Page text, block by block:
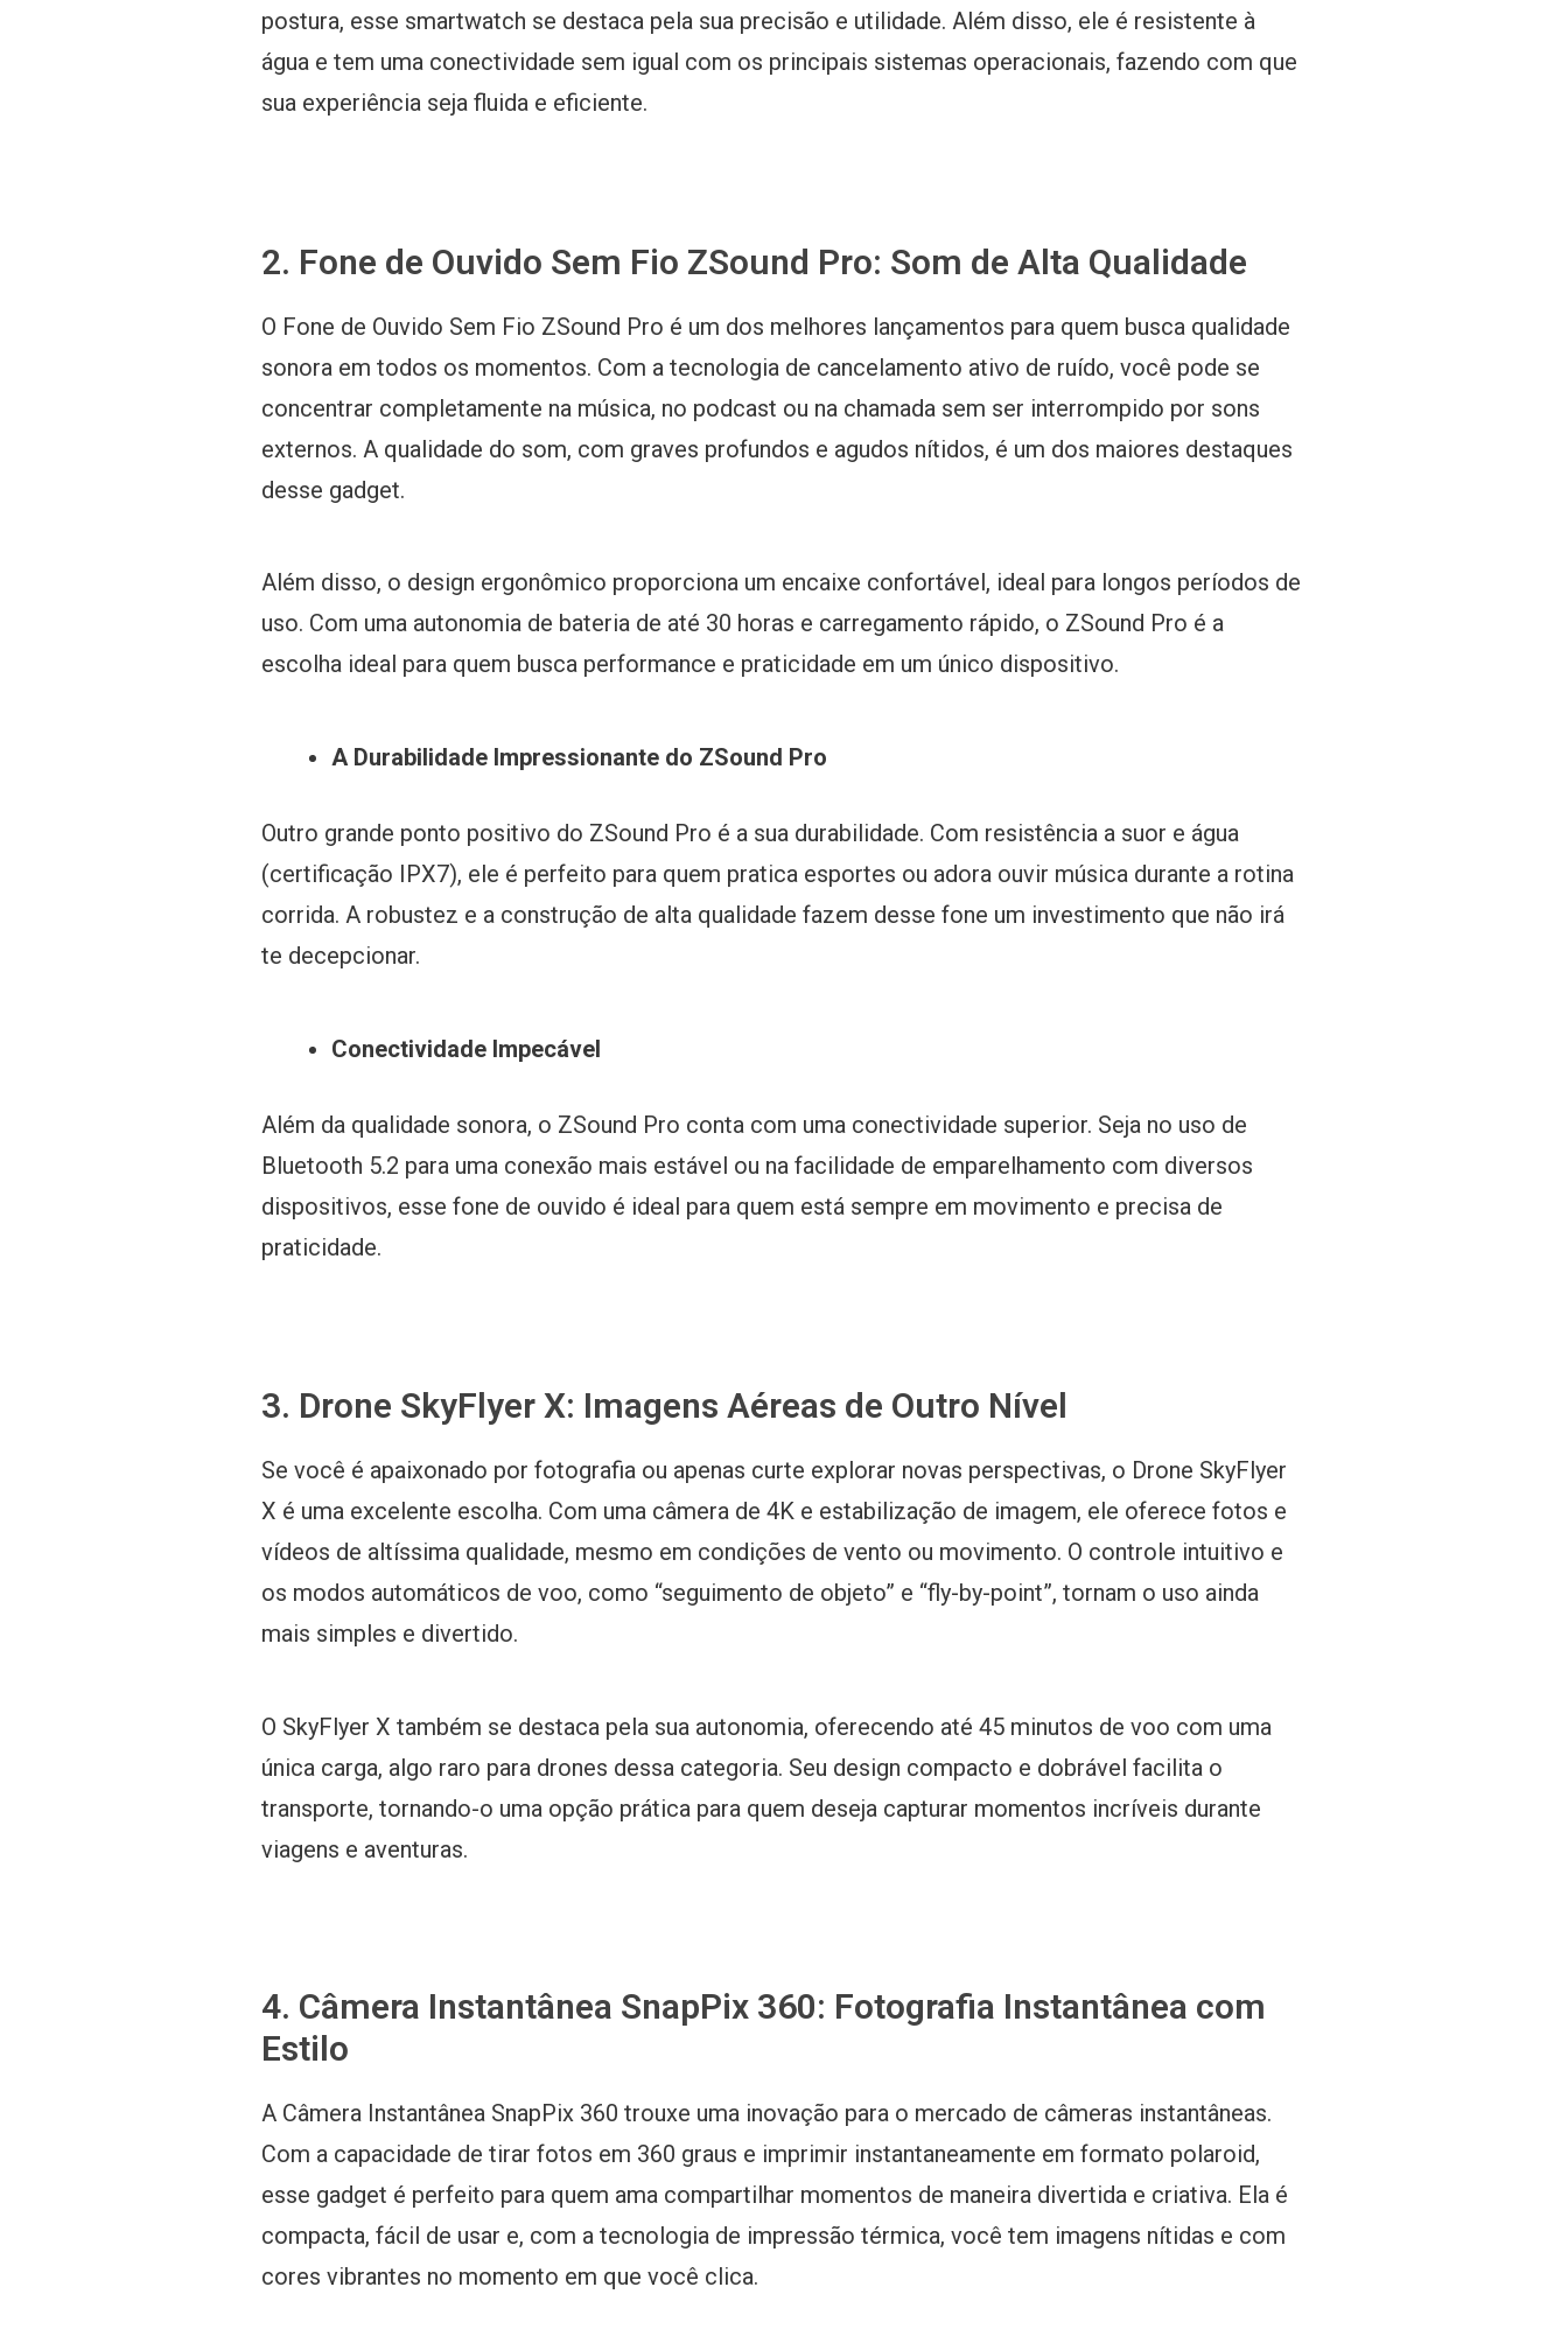
postura, esse smartwatch se destaca pela sua precisão e utilidade. Além disso, ele é resistente à
água e tem uma conectividade sem igual com os principais sistemas operacionais, fazendo com que
sua experiência seja fluida e eficiente.
2. Fone de Ouvido Sem Fio ZSound Pro: Som de Alta Qualidade
O Fone de Ouvido Sem Fio ZSound Pro é um dos melhores lançamentos para quem busca qualidade
sonora em todos os momentos. Com a tecnologia de cancelamento ativo de ruído, você pode se
concentrar completamente na música, no podcast ou na chamada sem ser interrompido por sons
externos. A qualidade do som, com graves profundos e agudos nítidos, é um dos maiores destaques
desse gadget.
Além disso, o design ergonômico proporciona um encaixe confortável, ideal para longos períodos de
uso. Com uma autonomia de bateria de até 30 horas e carregamento rápido, o ZSound Pro é a
escolha ideal para quem busca performance e praticidade em um único dispositivo.
A Durabilidade Impressionante do ZSound Pro
Outro grande ponto positivo do ZSound Pro é a sua durabilidade. Com resistência a suor e água
(certificação IPX7), ele é perfeito para quem pratica esportes ou adora ouvir música durante a rotina
corrida. A robustez e a construção de alta qualidade fazem desse fone um investimento que não irá
te decepcionar.
Conectividade Impecável
Além da qualidade sonora, o ZSound Pro conta com uma conectividade superior. Seja no uso de
Bluetooth 5.2 para uma conexão mais estável ou na facilidade de emparelhamento com diversos
dispositivos, esse fone de ouvido é ideal para quem está sempre em movimento e precisa de
praticidade.
3. Drone SkyFlyer X: Imagens Aéreas de Outro Nível
Se você é apaixonado por fotografia ou apenas curte explorar novas perspectivas, o Drone SkyFlyer
X é uma excelente escolha. Com uma câmera de 4K e estabilização de imagem, ele oferece fotos e
vídeos de altíssima qualidade, mesmo em condições de vento ou movimento. O controle intuitivo e
os modos automáticos de voo, como “seguimento de objeto” e “fly-by-point”, tornam o uso ainda
mais simples e divertido.
O SkyFlyer X também se destaca pela sua autonomia, oferecendo até 45 minutos de voo com uma
única carga, algo raro para drones dessa categoria. Seu design compacto e dobrável facilita o
transporte, tornando-o uma opção prática para quem deseja capturar momentos incríveis durante
viagens e aventuras.
4. Câmera Instantânea SnapPix 360: Fotografia Instantânea com
Estilo
A Câmera Instantânea SnapPix 360 trouxe uma inovação para o mercado de câmeras instantâneas.
Com a capacidade de tirar fotos em 360 graus e imprimir instantaneamente em formato polaroid,
esse gadget é perfeito para quem ama compartilhar momentos de maneira divertida e criativa. Ela é
compacta, fácil de usar e, com a tecnologia de impressão térmica, você tem imagens nítidas e com
cores vibrantes no momento em que você clica.